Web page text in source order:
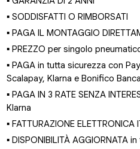
▪ SODDISFATTI O RIMBORSATI
▪ PAGA IL MONTAGGIO
▪ PREZZO per singolo
▪ PAGA in tutta sicurezza con
Scalapay, Klarna e Bonifico
▪ PAGA IN 3 RATE SENZA
Klarna
▪ FATTURAZIONE ELETTRONICA
▪ DISPONIBILITÀ AGGIORNATA